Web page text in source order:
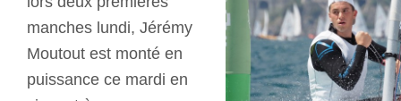
manches lundi, Jérémy
Moutout est monté en
puissance ce mardi en